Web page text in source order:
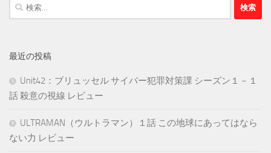
検
索:
最近の投稿
Unit42：ブリュッセル サイバー犯罪対策課 シーズン１－１
話 殺意の視線 レビュー
ULTRAMAN（ウルトラマン）１話 この地球にあってはなら
ない力 レビュー